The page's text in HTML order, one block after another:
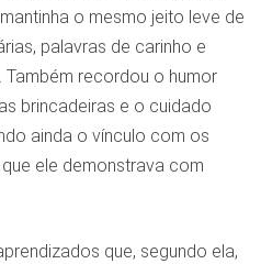
o mesmo jeito leve de
palavras de carinho e
recordou o humor
brincadeiras e o cuidado
ainda o vínculo com os
ele demonstrava com
que, segundo ela,